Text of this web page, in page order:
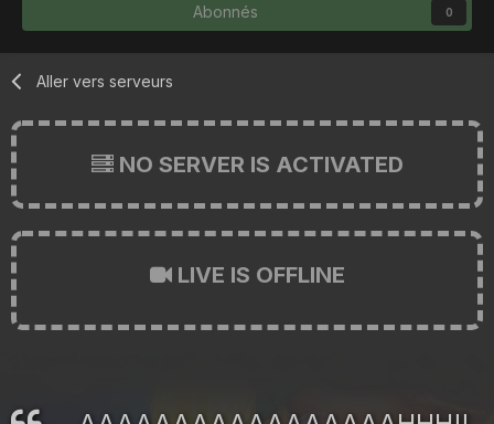
Abonnés 0
Aller vers serveurs
NO SERVER IS ACTIVATED
LIVE IS OFFLINE